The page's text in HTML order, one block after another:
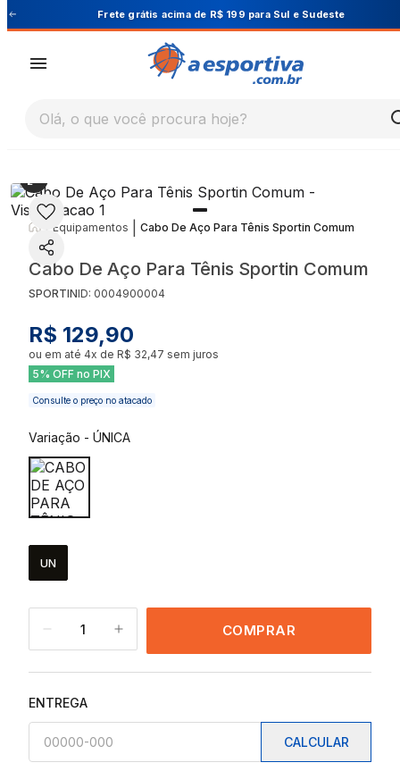
Cupom PRIMEIRA10 para 10% OFF na
Olá, o que você procura hoje?
Equipamentos Cabo De Aço Para Tênis Sportin Comum
Cabo De Aço Para Tênis Sportin Comum
SPORTINID: 0004900004
R$ 129,90
ou em até 4x de R$ 32,47 sem juros
5% OFF no PIX
Consulte o preço no atacado
Variação - ÚNICA
UN
1 COMPRAR
ENTREGA
CALCULAR